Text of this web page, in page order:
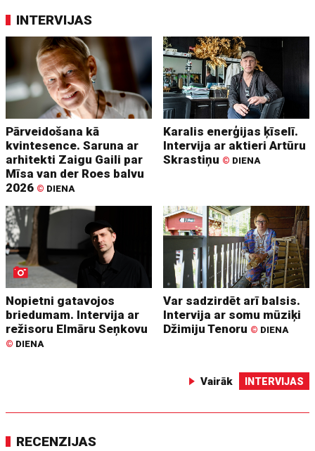
INTERVIJAS
Pārveidošana kā
kvintesence. Saruna ar
arhitekti Zaigu Gaili par
Mīsa van der Roes balvu
2026 © DIENA
Karalis enerģijas ķīselī.
Intervija ar aktieri Artūru
Skrastiņu © DIENA
Nopietni gatavojos
briedumam. Intervija ar
režisoru Elmāru Seņkovu
© DIENA
Var sadzirdēt arī balsis.
Intervija ar somu mūziķi
Džimiju Tenoru © DIENA
Vairāk INTERVIJAS
RECENZIJAS